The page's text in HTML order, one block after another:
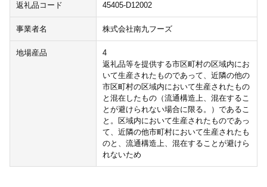
返礼品コード 45405-D12002
事業者名 株式会社南九フーズ
地場産品
4
返礼品等を提供する市区町村の区域内にお
いて生産されたものであって、近隣の他の
市区町村の区域内において生産されたもの
と混在したもの（流通構造上、混在するこ
とが避けられない場合に限る。）であるこ
と。区域内において生産されたものであっ
て、近隣の他市町村において生産されたも
のと、流通構造上、混在することが避けら
れないため